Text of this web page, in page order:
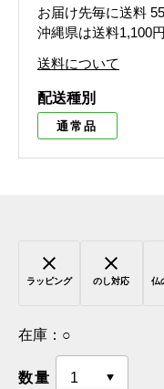
お届け先毎に送料
沖縄県は送料1,100
送料について
配送種別
通常品
ラッピング のし対応 仏
在庫： ○
数量